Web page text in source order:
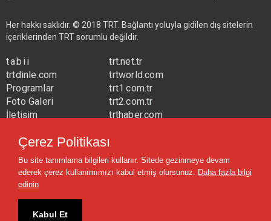
Her hakkı saklıdır. © 2018 TRT. Bağlantı yoluyla gidilen dış sitelerin
içeriklerinden TRT sorumlu değildir.
tabii
trtdinle.com
Programlar
Foto Galeri
İletişim
trt.net.tr
trtworld.com
trt1.com.tr
trt2.com.tr
trthaber.com
trtavaz.com.tr
trtmuzik.net.tr
trtcocuk.net.tr
Çerez Politikası
Bu site tanımlama bilgileri kullanır. Sitede gezinmeye devam
ederek çerez kullanımımızı kabul etmiş olursunuz. Daha fazla bilgi
edinin
Kabul Et